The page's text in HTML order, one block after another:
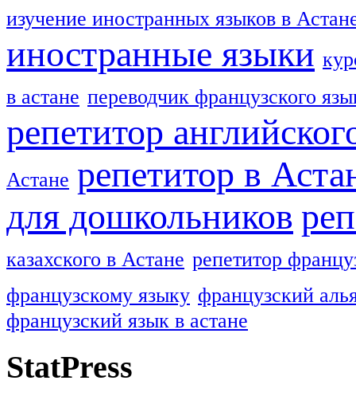
изучение иностранных языков в
иностранные языки
в астане переводчик французского
репетитор
Астане репетитор в
для дошкольников
казахского в Астане репетитор
французскому языку французский
французский язык в астане
StatPress